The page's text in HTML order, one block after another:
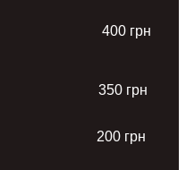
400 грн
350 грн
200 грн